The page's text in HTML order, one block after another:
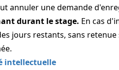
annuler une demande
durant le stage. En cas
jours restants, sans
intellectuelle